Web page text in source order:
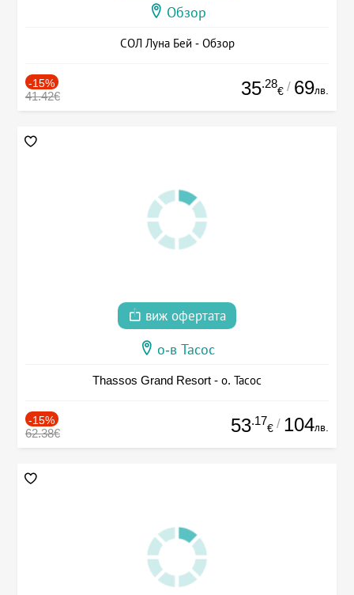
Обзор
СОЛ Луна Бей - Обзор
-15%
41.42€ 35.28
€ / 69лв.
виж офертата
о-в Тасос
Thassos Grand Resort - о. Тасос
-15%
62.38€ 53.17
€ / 104лв.